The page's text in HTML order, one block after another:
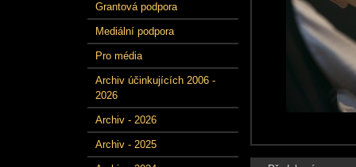
Grantová podpora
Mediální podpora
Pro média
Archiv účinkujících 2006 -
2026
Archiv - 2026
Archiv - 2025